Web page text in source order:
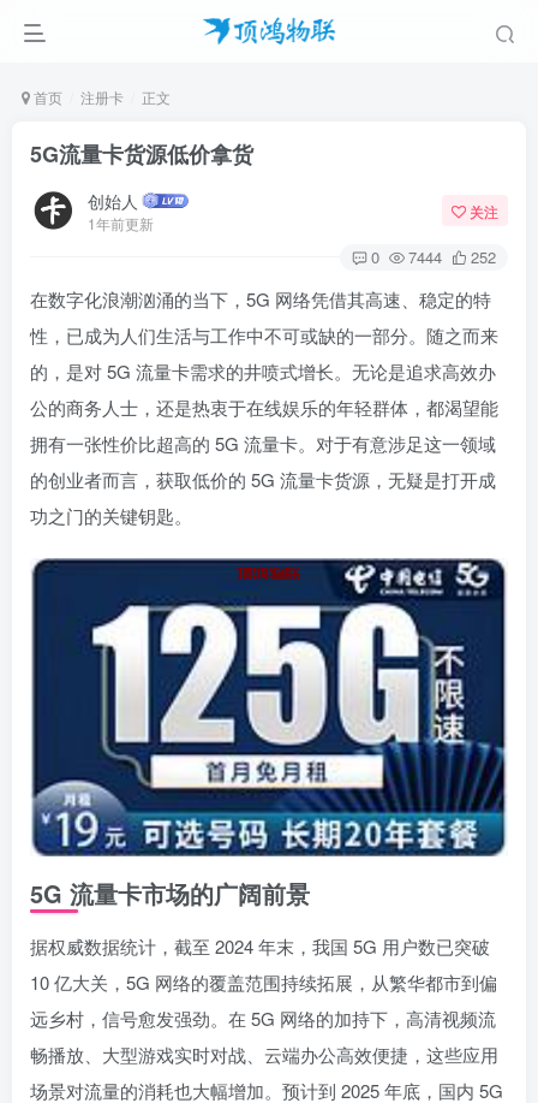
首页 注册卡 正文
5G流量卡货源低价拿货
创始人
1年前更新
关注
0 7444 252
在数字化浪潮汹涌的当下，5G 网络凭借其高速、稳定的特
性，已成为人们生活与工作中不可或缺的一部分。随之而来
的，是对 5G 流量卡需求的井喷式增长。无论是追求高效办
公的商务人士，还是热衷于在线娱乐的年轻群体，都渴望能
拥有一张性价比超高的 5G 流量卡。对于有意涉足这一领域
的创业者而言，获取低价的 5G 流量卡货源，无疑是打开成
功之门的关键钥匙。
5G 流量卡市场的广阔前景
据权威数据统计，截至 2024 年末，我国 5G 用户数已突破
10 亿大关，5G 网络的覆盖范围持续拓展，从繁华都市到偏
远乡村，信号愈发强劲。在 5G 网络的加持下，高清视频流
畅播放、大型游戏实时对战、云端办公高效便捷，这些应用
场景对流量的消耗也大幅增加。预计到 2025 年底，国内 5G